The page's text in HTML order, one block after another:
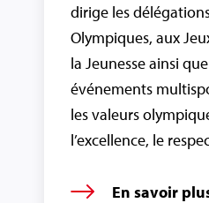
dirige les
Olympiques, aux
la Jeunesse ainsi
événements
les valeurs
l’excellence, le
En savoir